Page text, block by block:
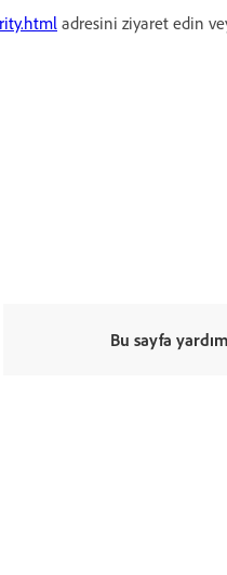
adresini ziyaret edin
Bu sayfa